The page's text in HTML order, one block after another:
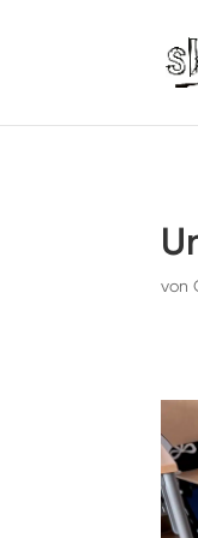
von